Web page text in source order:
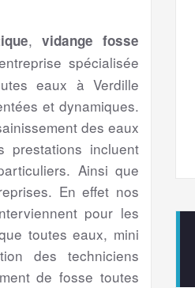
, vidange fosse
spécialisée
eaux à Verdille
et dynamiques.
des eaux
prestations incluent
Ainsi que
En effet nos
pour les
toutes eaux, mini
des techniciens
de fosse toutes